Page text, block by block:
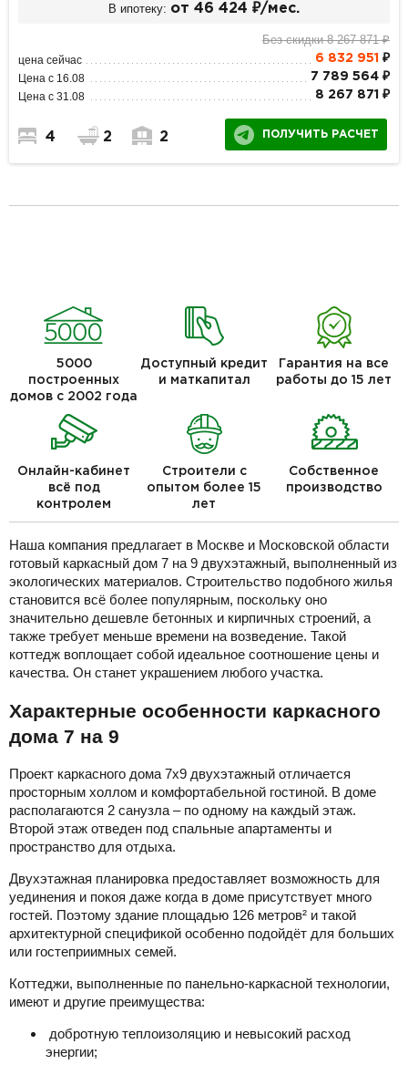
В ипотеку: от 46 424 ₽/мес.
Без скидки 8 267 871 ₽
цена сейчас 6 832 951 ₽
Цена с 16.08 7 789 564 ₽
Цена с 31.08 8 267 871 ₽
4 2 2 ПОЛУЧИТЬ РАСЧЕТ
5000
построенных
домов с 2002 года
Доступный кредит
и маткапитал
Гарантия на все
работы до 15 лет
Онлайн-кабинет
всё под
контролем
Строители с
опытом более 15
лет
Собственное
производство
Наша компания предлагает в Москве и Московской области
готовый каркасный дом 7 на 9 двухэтажный, выполненный из
экологических материалов. Строительство подобного жилья
становится всё более популярным, поскольку оно
значительно дешевле бетонных и кирпичных строений, а
также требует меньше времени на возведение. Такой
коттедж воплощает собой идеальное соотношение цены и
качества. Он станет украшением любого участка.
Характерные особенности каркасного
дома 7 на 9
Проект каркасного дома 7х9 двухэтажный отличается
просторным холлом и комфортабельной гостиной. В доме
располагаются 2 санузла – по одному на каждый этаж.
Второй этаж отведен под спальные апартаменты и
пространство для отдыха.
Двухэтажная планировка предоставляет возможность для
уединения и покоя даже когда в доме присутствует много
гостей. Поэтому здание площадью 126 метров² и такой
архитектурной спецификой особенно подойдёт для больших
или гостеприимных семей.
Коттеджи, выполненные по панельно-каркасной технологии,
имеют и другие преимущества:
добротную теплоизоляцию и невысокий расход
энергии;